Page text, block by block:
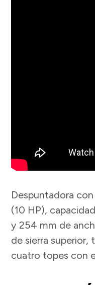
Despuntadora
(10 HP),
y 254 mm de
de sierra superior,
cuatro topes con